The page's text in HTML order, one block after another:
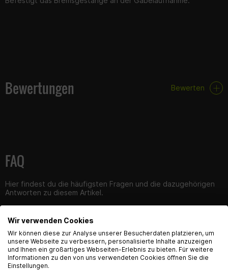
Bewertungen Bewerten
FAQ
Hier findest du die häufigsten Fragen und die dazugehörigen
Antworten zu diesem Artikel.
Produktsicherheit
English Language recognized
Hey! Our Shop recognized that you are from USA.
Would you like to see the english Version of Radical
Wir verwenden Cookies
Wir können diese zur Analyse unserer Besucherdaten platzieren, um
unsere Webseite zu verbessern, personalisierte Inhalte anzuzeigen
und Ihnen ein großartiges Webseiten-Erlebnis zu bieten. Für weitere
Informationen zu den von uns verwendeten Cookies öffnen Sie die
Einstellungen.